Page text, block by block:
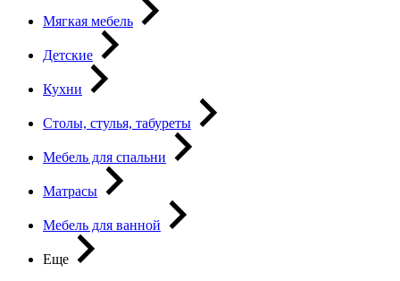
Мягкая мебель
Детские
Кухни
Столы, стулья, табуреты
Мебель для спальни
Матрасы
Мебель для ванной
Еще